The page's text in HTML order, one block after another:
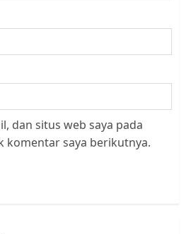
dan situs web saya pada
komentar saya berikutnya.
Pemko Batam, Warga